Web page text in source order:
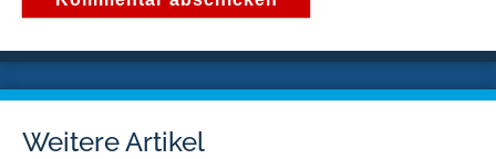
Weitere Artikel